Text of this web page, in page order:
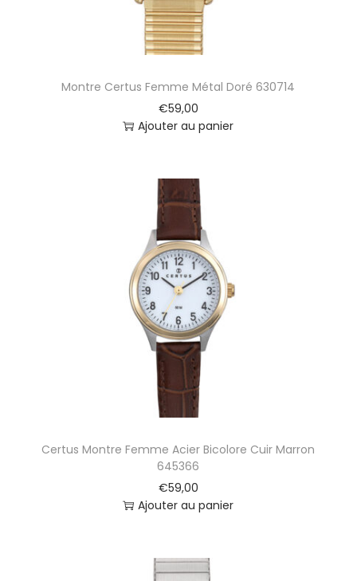
Montre Certus Femme Métal Doré 630714
€59,00
Ajouter au panier
Certus Montre Femme Acier Bicolore Cuir Marron
645366
€59,00
Ajouter au panier